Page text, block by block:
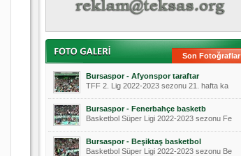
Son Fotoğraflar
Bursaspor - Afyonspor taraftar
TFF 2. Lig 2022-2023 sezonu 21. hafta ka
Bursaspor - Fenerbahçe basketb
Basketbol Süper Ligi 2022-2023 sezonu Fe
Bursaspor - Beşiktaş basketbol
Basketbol Süper Ligi 2022-2023 sezonu Be